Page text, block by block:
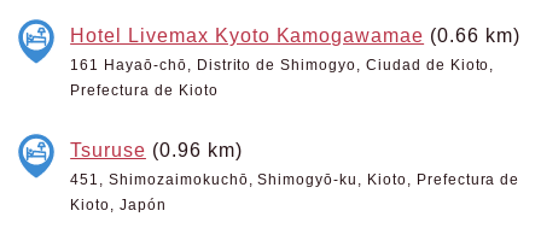
Hotel Livemax Kyoto Kamogawamae (0.66 km)
161 Hayaō-chō, Distrito de Shimogyo, Ciudad de Kioto,
Prefectura de Kioto
Tsuruse (0.96 km)
451, Shimozaimokuchō, Shimogyō-ku, Kioto, Prefectura de
Kioto, Japón